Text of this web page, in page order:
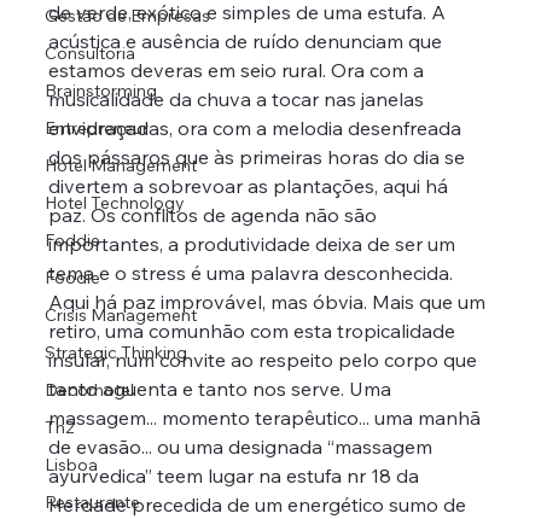
Gestão de Empresas
Consultoria
Brainstorming
Entrepreneur
Hotel Management
Hotel Technology
Foddie
Foodie
Crisis Management
Strategic Thinking
Decorhotel
Th2
Lisboa
Restaurante
de verde, exótico e simples de uma estufa. A
acústica e ausência de ruído denunciam que
estamos deveras em seio rural. Ora com a
musicalidade da chuva a tocar nas janelas
envidraçadas, ora com a melodia desenfreada
dos pássaros que às primeiras horas do dia se
divertem a sobrevoar as plantações, aqui há
paz. Os conflitos de agenda não são
importantes, a produtividade deixa de ser um
tema e o stress é uma palavra desconhecida.
Aqui há paz improvável, mas óbvia. Mais que um
retiro, uma comunhão com esta tropicalidade
insular, num convite ao respeito pelo corpo que
tanto aguenta e tanto nos serve. Uma
massagem... momento terapêutico... uma manhã
de evasão... ou uma designada “massagem
ayurvedica” teem lugar na estufa nr 18 da
Herdade precedida de um energético sumo de